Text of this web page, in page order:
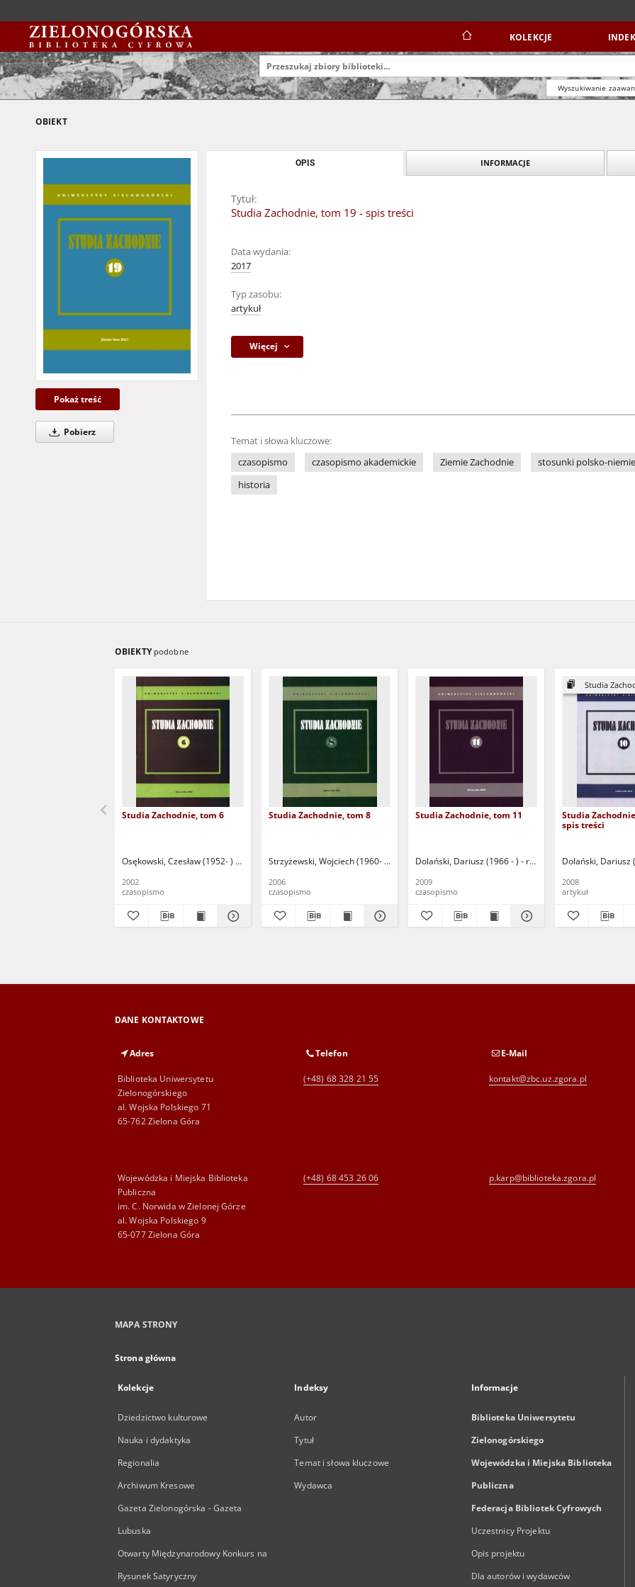
KOLEKCJE
Wyszukiwanie
OBIEKT
Pokaż treść
Pobierz
OPIS INFORMACJE
Tytuł:
Studia Zachodnie, tom 19 - spis treści
Data wydania:
2017
Typ zasobu:
artykuł
Więcej
Temat i słowa kluczowe:
czasopismo
czasopismo akademickie Ziemie Zachodnie stosunki polsko-
historia
OBIEKTY podobne
Studia Zachodnie, tom 6
Osękowski, Czesław (1952- ) - red. Mańczak, Witold Malinowski, Tadeusz Nowiński, Jerzy Tomasz Dzieduszycki, Wojciech
2002
czasopismo
Studia Zachodnie, tom 8
Strzyżewski, Wojciech (1960- ) - red. Bobowski, Bogdan Polak, Alina Serylak, Tadeusz. Aut.
2006
czasopismo
Studia Zachodnie, tom 11
Dolański, Dariusz (1966 - ) - red. Karp, Paweł Górski,
2009
czasopismo
Studia
Studia
spis treści
Dolański, Dariusz
2008
artykuł
DANE KONTAKTOWE
Adres
Biblioteka Uniwersytetu
Zielonogórskiego
al. Wojska Polskiego 71
65-762 Zielona Góra
Telefon
(+48) 68 328 21 55
E-Mail
kontakt@zbc.uz.zgora.pl
Wojewódzka i Miejska Biblioteka
Publiczna
im. C. Norwida w Zielonej Górze
al. Wojska Polskiego 9
65-077 Zielona Góra
(+48) 68 453 26 06 p.karp@biblioteka.zgora.pl
MAPA STRONY
Strona główna
Kolekcje
Dziedzictwo kulturowe
Nauka i dydaktyka
Regionalia
Archiwum Kresowe
Gazeta Zielonogórska - Gazeta
Lubuska
Otwarty Międzynarodowy Konkurs na
Rysunek Satyryczny
Indeksy
Autor
Tytuł
Temat i słowa kluczowe
Wydawca
Informacje
Biblioteka Uniwersytetu
Zielonogórskiego
Wojewódzka i Miejska Biblioteka
Publiczna
Federacja Bibliotek Cyfrowych
Uczestnicy Projektu
Opis projektu
Dla autorów i wydawców